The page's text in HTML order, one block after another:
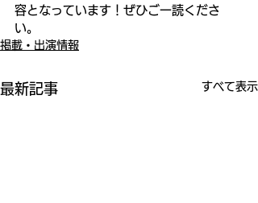
容となっています！ぜひご一読くださ
い。
掲載・出演情報
最新記事 すべて表示